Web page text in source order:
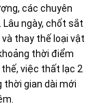
các chuyên
ngày, chốt sắt
và thay thế loại vật
thời điểm
việc thất lạc 2
thời gian dài mới